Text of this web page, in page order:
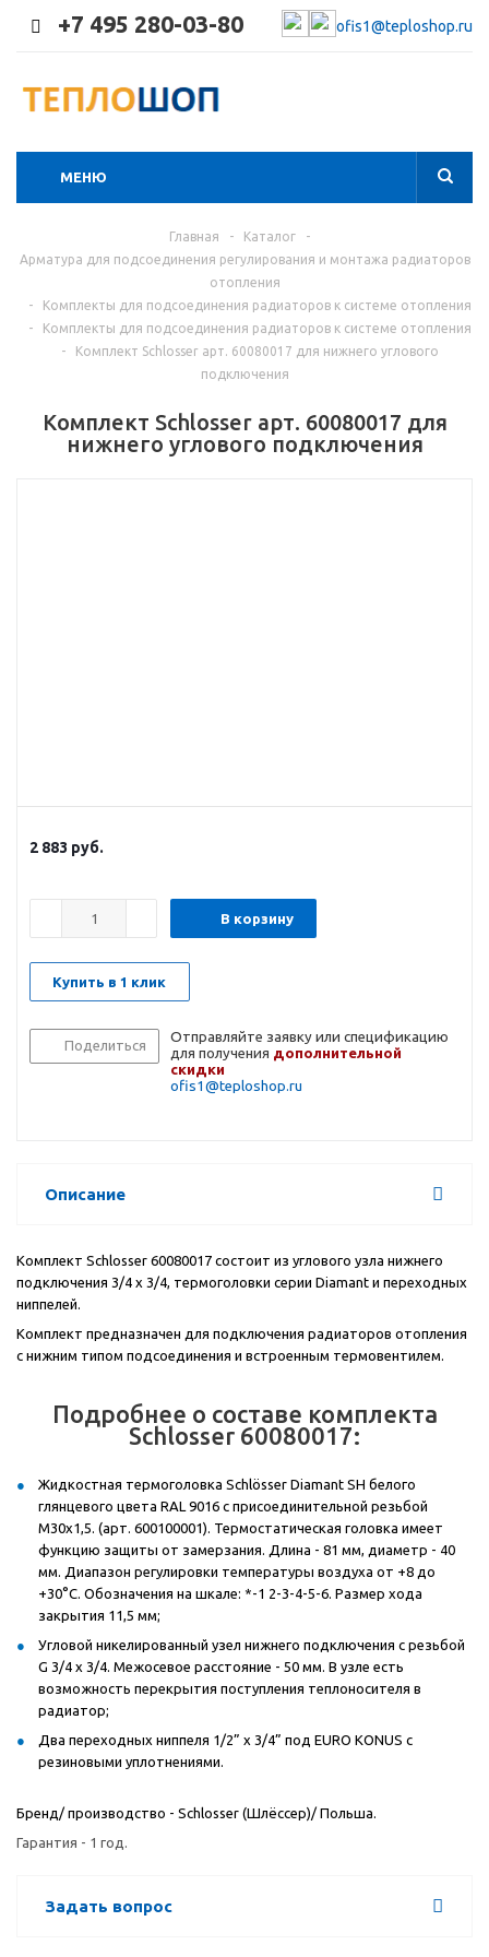
+7 495 280-03-80 ofis1@teploshop.ru
МЕНЮ
Главная - Каталог
-
Арматура для подсоединения регулирования и монтажа радиаторов
отопления
-
Комплекты для подсоединения радиаторов к системе отопления
-
Комплекты для подсоединения радиаторов к системе отопления
-
Комплект Schlosser арт. 60080017 для нижнего углового
подключения
Комплект Schlosser арт. 60080017 для
нижнего углового подключения
2 883 руб.
В корзину
Купить в 1 клик
Поделиться
Отправляйте заявку или спецификацию
для получения дополнительной
скидки
ofis1@teploshop.ru
Описание
Комплект Schlosser 60080017 состоит из углового узла нижнего
подключения 3/4 x 3/4, термоголовки серии Diamant и переходных
ниппелей.
Комплект предназначен для подключения радиаторов отопления
с нижним типом подсоединения и встроенным термовентилем.
Подробнее о составе комплекта
Schlosser 60080017:
Жидкостная термоголовка Schlösser Diamant SH белого
глянцевого цвета RAL 9016 с присоединительной резьбой
M30x1,5. (арт. 600100001). Термостатическая головка имеет
функцию защиты от замерзания. Длина - 81 мм, диаметр - 40
мм. Диапазон регулировки температуры воздуха от +8 до
+30°С. Обозначения на шкале: *-1 2-3-4-5-6. Размер хода
закрытия 11,5 мм;
Угловой никелированный узел нижнего подключения c резьбой
G 3/4 x 3/4. Межосевое расстояние - 50 мм. В узле есть
возможность перекрытия поступления теплоносителя в
радиатор;
Два переходных ниппеля 1/2” x 3/4” под EURO KONUS с
резиновыми уплотнениями.
Бренд/ производство - Schlosser (Шлёссер)/ Польша.
Гарантия - 1 год.
Задать вопрос